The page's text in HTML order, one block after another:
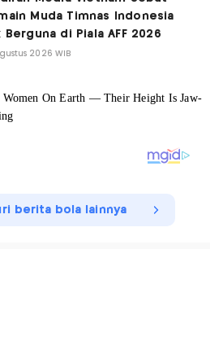
Muda Timnas Indonesia
Berguna di Piala AFF 2026
2026 WIB
berita bola lainnya